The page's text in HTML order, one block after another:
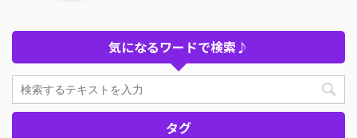
気になるワードで検索♪
タグ